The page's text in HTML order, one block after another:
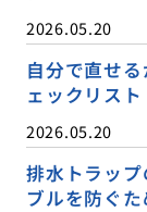
2026.05.20
自分で直せ
ェックリスト
2026.05.20
排水トラッ
ブルを防ぐ